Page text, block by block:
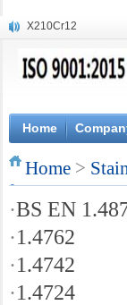
X210Cr12
X12CrNiMoV12-3
1.4945
X3CrNiN18-11
NiCr20TiAl
S132
S16800
Home
Home >
·BS EN
·1.4762
·1.4742
·1.4724